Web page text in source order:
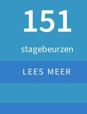
stagebeurzen
151
LEES MEER